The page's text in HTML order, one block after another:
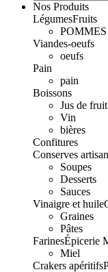
Nos Produits
LégumesFruits
POMMES
Viandes-oeufs
oeufs
Pain
pain
Boissons
Jus de fruit
Vin
bières
Confitures
Conserves
Soupes
Desserts
Sauces
Vinaigre et huile
Graines
Pâtes
FarinesÉpicerie
Miel
Crakers apéritifs